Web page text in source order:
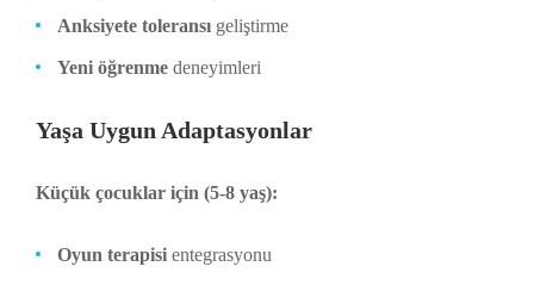
Anksiyete toleransı geliştirme
Yeni öğrenme deneyimleri
Yaşa Uygun Adaptasyonlar
Küçük çocuklar için (5-8 yaş):
Oyun terapisi entegrasyonu